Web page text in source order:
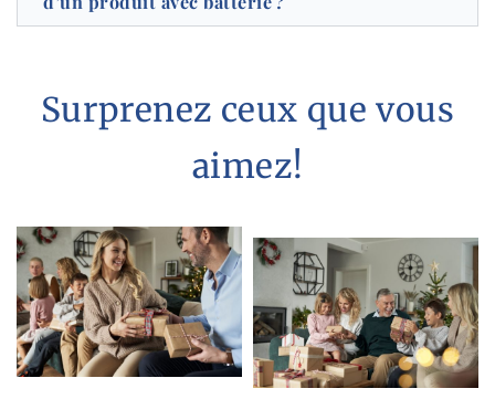
Surprenez ceux que vous
aimez!